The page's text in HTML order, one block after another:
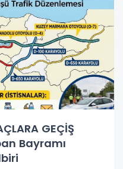
GEÇİŞ
Bayramı